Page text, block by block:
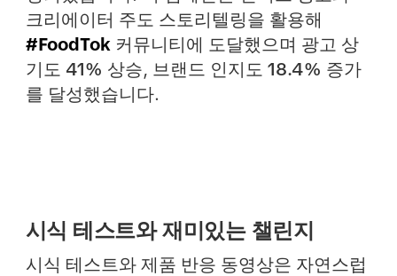
크리에이터 주도 스토리텔링을 활용해
#FoodTok 커뮤니티에 도달했으며 광고 상
기도 41% 상승, 브랜드 인지도 18.4% 증가
를 달성했습니다.
시식 테스트와 재미있는 챌린지
시식 테스트와 제품 반응 동영상은 자연스럽